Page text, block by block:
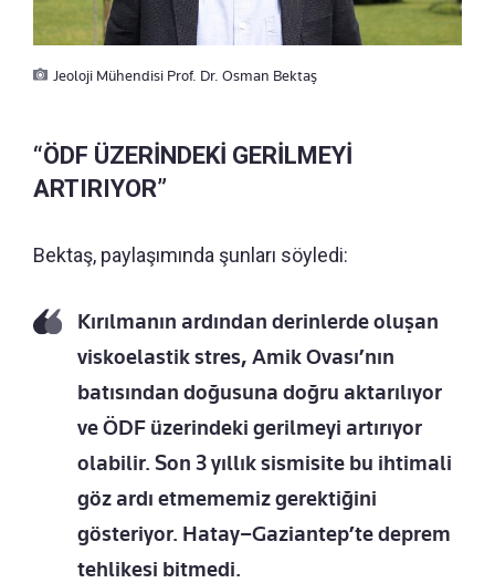
Jeoloji Mühendisi Prof. Dr. Osman Bektaş
“ÖDF ÜZERİNDEKİ GERİLMEYİ
ARTIRIYOR”
Bektaş, paylaşımında şunları söyledi:
Kırılmanın ardından derinlerde oluşan
viskoelastik stres, Amik Ovası’nın
batısından doğusuna doğru aktarılıyor
ve ÖDF üzerindeki gerilmeyi artırıyor
olabilir. Son 3 yıllık sismisite bu ihtimali
göz ardı etmememiz gerektiğini
gösteriyor. Hatay–Gaziantep’te deprem
tehlikesi bitmedi.